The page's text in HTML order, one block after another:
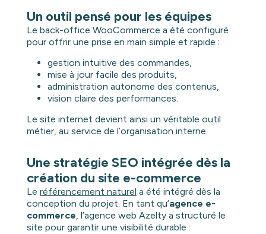
Un outil pensé pour les équipes
Le back-office WooCommerce a été configuré
pour offrir une prise en main simple et rapide :
gestion intuitive des commandes,
mise à jour facile des produits,
administration autonome des contenus,
vision claire des performances.
Le site internet devient ainsi un véritable outil
métier, au service de l’organisation interne.
Une stratégie SEO intégrée dès la
création du site e-commerce
Le référencement naturel a été intégré dès la
conception du projet. En tant qu’agence e-
commerce, l’agence web Azelty a structuré le
site pour garantir une visibilité durable :